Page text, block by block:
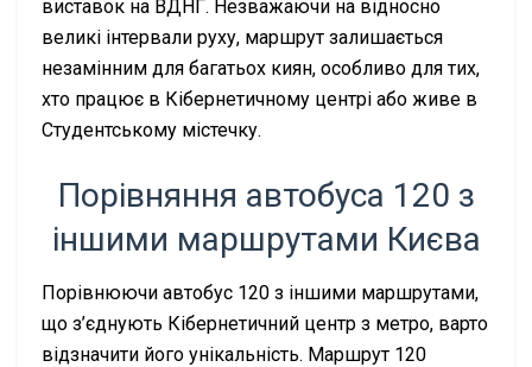
виставок на ВДНГ. Незважаючи на відносно
великі інтервали руху, маршрут залишається
незамінним для багатьох киян, особливо для тих,
хто працює в Кібернетичному центрі або живе в
Студентському містечку.
Порівняння автобуса 120 з
іншими маршрутами Києва
Порівнюючи автобус 120 з іншими маршрутами,
що з’єднують Кібернетичний центр з метро, варто
відзначити його унікальність. Маршрут 120